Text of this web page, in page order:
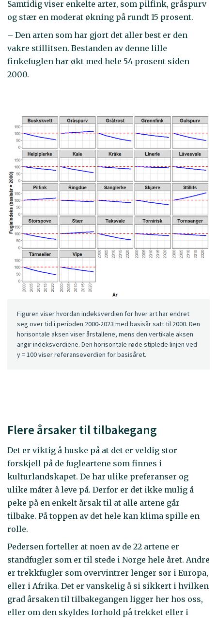
Samtidig viser enkelte arter, som pilfink, gråspurv
og stær en moderat økning på rundt 15 prosent.
– Den arten som har gjort det aller best er den
vakre stillitsen. Bestanden av denne lille
finkefuglen har økt med hele 54 prosent siden
2000.
Figuren viser hvordan indeksverdien for hver art har endret
seg over tid i perioden 2000-2023 med basisår satt til 2000. Den
horisontale aksen viser årstallene, mens den vertikale aksen
angir indeksverdiene. Den horisontale røde stiplede linjen ved
y = 100 viser referanseverdien for basisåret.
Flere årsaker til tilbakegang
Det er viktig å huske på at det er veldig stor
forskjell på de fugleartene som finnes i
kulturlandskapet. De har ulike preferanser og
ulike måter å leve på. Derfor er det ikke mulig å
peke på en enkelt årsak til at alle artene går
tilbake. På toppen av det hele kan klima spille en
rolle.
Pedersen forteller at noen av de 22 artene er
standfugler som er til stede i Norge hele året. Andre
er trekkfugler som overvintrer lenger sør i Europa,
eller i Afrika. Det er vanskelig å si sikkert i hvilken
grad årsaken til tilbakegangen ligger her hos oss,
eller om den skyldes forhold på trekket eller i